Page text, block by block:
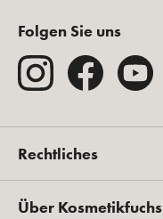
Folgen Sie uns
Rechtliches
Über Kosmetikfuchs